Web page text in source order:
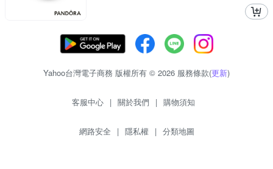
Yahoo台灣電子商務 版權所有 © 2026 服務條款(更新)
客服中心 | 關於我們 | 購物須知
網路安全 | 隱私權 | 分類地圖